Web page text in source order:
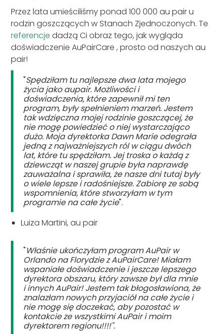
Przez lata umieściliśmy ponad 100 000 au pair u
rodzin goszczących w Stanach Zjednoczonych. Te
referencje dadzą Ci obraz tego, jak wygląda
doświadczenie AuPairCare , prosto od naszych au
pair!
"Spędziłam tu najlepsze dwa lata mojego
życia jako aupair. Możliwości i
doświadczenia, które zapewnił mi ten
program, były spełnieniem marzeń. Jestem
tak wdzięczna mojej rodzinie goszczącej, że
nie mogę powiedzieć o niej wystarczająco
dużo. Moja dyrektorka Dawn Marie odegrała
jedną z najważniejszych ról w ciągu dwóch
lat, które tu spędziłam. Jej troska o każdą z
dziewcząt w naszej grupie była naprawdę
zauważalna i sprawiła, że nasze dni tutaj były
o wiele lepsze i radośniejsze. Zabiorę ze sobą
wspomnienia, które stworzyłam w tym
programie na całe życie".
Luiza Martini, au pair
"Właśnie ukończyłam program AuPair w
Orlando na Florydzie z AuPairCare! Miałam
wspaniałe doświadczenie i jeszcze lepszego
dyrektora obszaru, który zawsze był dla mnie
i innych AuPair! Jestem tak błogosławiona, że
znalazłam nowych przyjaciół na całe życie i
nie mogę się doczekać, aby pozostać w
kontakcie ze wszystkimi AuPair i moim
dyrektorem regionu!!!!".